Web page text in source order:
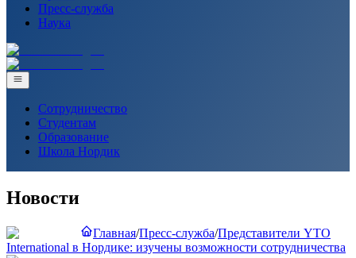
Пресс-служба
Наука
Сотрудничество
Студентам
Образование
Школа Нордик
Новости
Главная/Пресс-служба/Представители YTO
International в Нордике: изучены возможности сотрудничества